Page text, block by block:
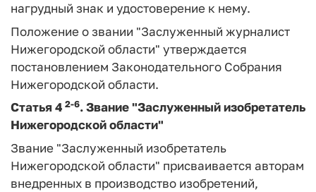
нагрудный знак и удостоверение к нему.
Положение о звании "Заслуженный журналист
Нижегородской области" утверждается
постановлением Законодательного Собрания
Нижегородской области.
Статья 4 2-6.Звание "Заслуженный изобретатель
Нижегородской области"
Звание "Заслуженный изобретатель
Нижегородской области" присваивается авторам
внедренных в производство изобретений,